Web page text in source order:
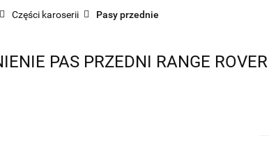
Części karoserii Pasy przednie
PAS PRZEDNI RANGE